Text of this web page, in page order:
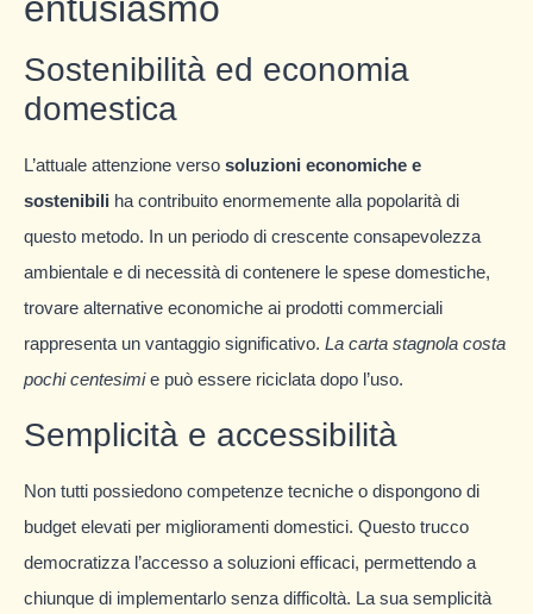
entusiasmo
Sostenibilità ed economia
domestica
L’attuale attenzione verso soluzioni economiche e
sostenibili ha contribuito enormemente alla popolarità di
questo metodo. In un periodo di crescente consapevolezza
ambientale e di necessità di contenere le spese domestiche,
trovare alternative economiche ai prodotti commerciali
rappresenta un vantaggio significativo. La carta stagnola costa
pochi centesimie può essere riciclata dopo l’uso.
Semplicità e accessibilità
Non tutti possiedono competenze tecniche o dispongono di
budget elevati per miglioramenti domestici. Questo trucco
democratizza l’accesso a soluzioni efficaci, permettendo a
chiunque di implementarlo senza difficoltà. La sua semplicità